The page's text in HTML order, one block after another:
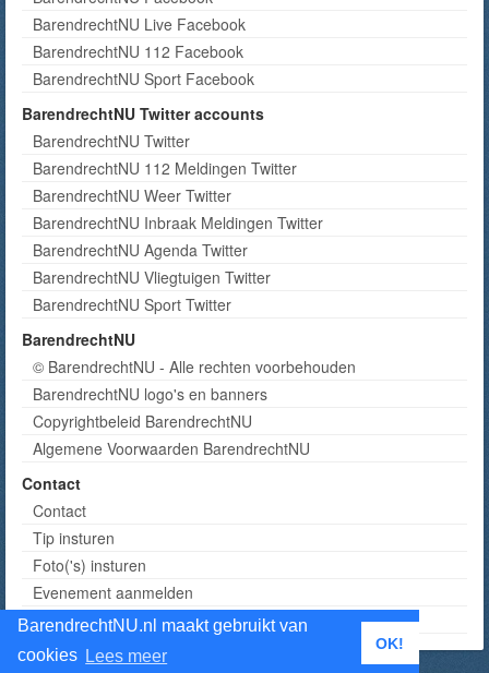
BarendrechtNU.nl maakt gebruikt van
cookies Lees meer
OK!
BarendrechtNU Live Facebook
BarendrechtNU 112 Facebook
BarendrechtNU Sport Facebook
BarendrechtNU Twitter accounts
BarendrechtNU Twitter
BarendrechtNU 112 Meldingen Twitter
BarendrechtNU Weer Twitter
BarendrechtNU Inbraak Meldingen Twitter
BarendrechtNU Agenda Twitter
BarendrechtNU Vliegtuigen Twitter
BarendrechtNU Sport Twitter
BarendrechtNU
© BarendrechtNU - Alle rechten voorbehouden
BarendrechtNU logo's en banners
Copyrightbeleid BarendrechtNU
Algemene Voorwaarden BarendrechtNU
Contact
Contact
Tip insturen
Foto('s) insturen
Evenement aanmelden
Informatie aanvragen adverteren